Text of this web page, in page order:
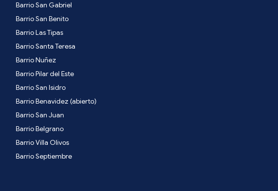
Barrio San Gabriel
Barrio San Benito
Barrio Las Tipas
Barrio Santa Teresa
Barrio Nuñez
Barrio Pilar del Este
Barrio San Isidro
Barrio Benavidez (abierto)
Barrio San Juan
Barrio Belgrano
Barrio Villa Olivos
Barrio Septiembre